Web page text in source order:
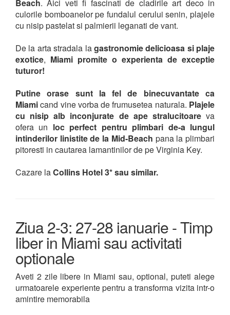
Beach. Aici veti fi fascinati de cladirile art deco in
culorile bomboanelor pe fundalul cerului senin, plajele
cu nisip pastelat si palmierii leganati de vant.
De la arta stradala lagastronomie delicioasa si plaje
exotice, Miami promite o experienta de exceptie
tuturor!
Putine orase sunt la fel de binecuvantate ca
Miamicand vine vorba de frumusetea naturala. Plajele
cu nisip alb inconjurate de ape stralucitoareva
ofera un loc perfect pentru plimbari de-a lungul
intinderilor linistite de la Mid-Beach pana la plimbari
pitoresti in cautarea lamantinilor de pe Virginia Key.
Cazare laCollins Hotel 3* sau similar.
Ziua 2-3: 27-28 ianuarie - Timp
liber in Miami sau activitati
optionale
Aveti 2 zile libere in Miami sau, optional, puteti alege
urmatoarele experiente pentru a transforma vizita intr-o
amintire memorabila